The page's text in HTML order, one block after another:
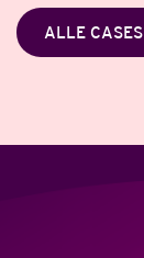
ALLE CASES